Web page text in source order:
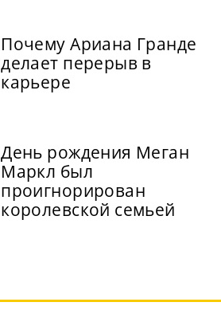
Почему Ариана Гранде
делает перерыв в
карьере
День рождения Меган
Маркл был
проигнорирован
королевской семьей